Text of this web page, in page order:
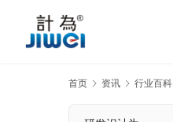
首页 资讯 行业百科